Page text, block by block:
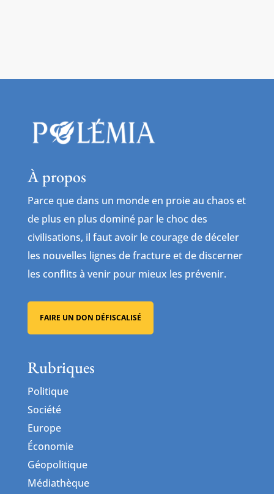
À propos
Parce que dans un monde en proie au chaos et
de plus en plus dominé par le choc des
civilisations, il faut avoir le courage de déceler
les nouvelles lignes de fracture et de discerner
les conflits à venir pour mieux les prévenir.
FAIRE UN DON DÉFISCALISÉ
Rubriques
Politique
Société
Europe
Économie
Géopolitique
Médiathèque